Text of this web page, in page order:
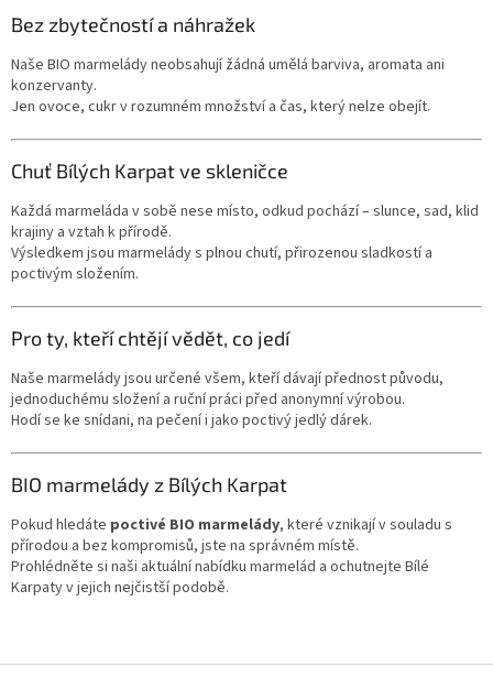
Bez zbytečností a náhražek
Naše BIO marmelády neobsahují žádná umělá barviva, aromata ani
konzervanty.
Jen ovoce, cukr v rozumném množství a čas, který nelze obejít.
Chuť Bílých Karpat ve skleničce
Každá marmeláda v sobě nese místo, odkud pochází – slunce, sad, klid
krajiny a vztah k přírodě.
Výsledkem jsou marmelády s plnou chutí, přirozenou sladkostí a
poctivým složením.
Pro ty, kteří chtějí vědět, co jedí
Naše marmelády jsou určené všem, kteří dávají přednost původu,
jednoduchému složení a ruční práci před anonymní výrobou.
Hodí se ke snídani, na pečení i jako poctivý jedlý dárek.
BIO marmelády z Bílých Karpat
Pokud hledáte poctivé BIO marmelády, které vznikají v souladu s
přírodou a bez kompromisů, jste na správném místě.
Prohlédněte si naši aktuální nabídku marmelád a ochutnejte Bílé
Karpaty v jejich nejčistší podobě.